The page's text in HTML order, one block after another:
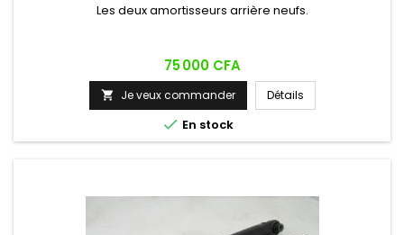
Les deux amortisseurs arrière neufs.
Prix
75 000 CFA
 Je veux commander Détails
 En stock